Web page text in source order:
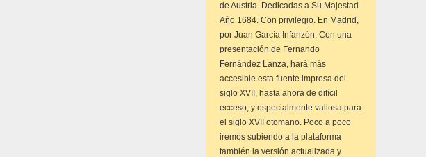
de Austria. Dedicadas a Su Majestad.
Año 1684. Con privilegio. En Madrid,
por Juan García Infanzón. Con una
presentación de Fernando
Fernández Lanza, hará más
accesible esta fuente impresa del
siglo XVII, hasta ahora de difícil
ecceso, y especialmente valiosa para
el siglo XVII otomano. Poco a poco
iremos subiendo a la plataforma
también la versión actualizada y